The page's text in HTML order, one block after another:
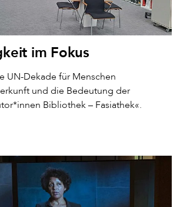
im Fokus
UN-Dekade für Menschen
und die Bedeutung der
Bibliothek – Fasiathek«.